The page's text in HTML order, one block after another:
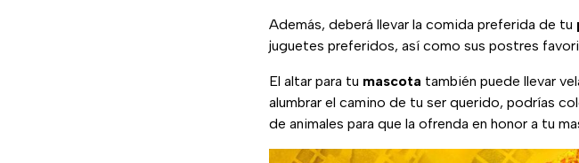
Además, deberá llevar la comida preferida de tu
juguetes preferidos, así como sus postres
El altar para tu mascota también puede llevar
alumbrar el camino de tu ser querido, podrías
de animales para que la ofrenda en honor a tu